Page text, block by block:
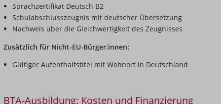
Sprachzertifikat Deutsch B2
Schulabschlusszeugnis mit deutscher Übersetzung
Nachweis über die Gleichwertigkeit des Zeugnisses
Zusätzlich für Nicht-EU-Bürger:innen:
Gültiger Aufenthaltstitel mit Wohnort in Deutschland
BTA-Ausbildung: Kosten und Finanzierung